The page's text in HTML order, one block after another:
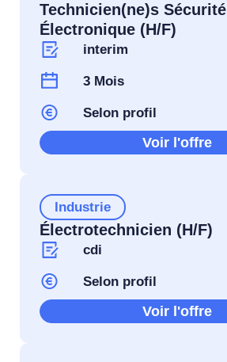
Technicien(ne)s Sécurité
Électronique (H/F)
interim
3 Mois
Selon profil
Voir l'offre
Industrie
Électrotechnicien (H/F)
cdi
Selon profil
Voir l'offre